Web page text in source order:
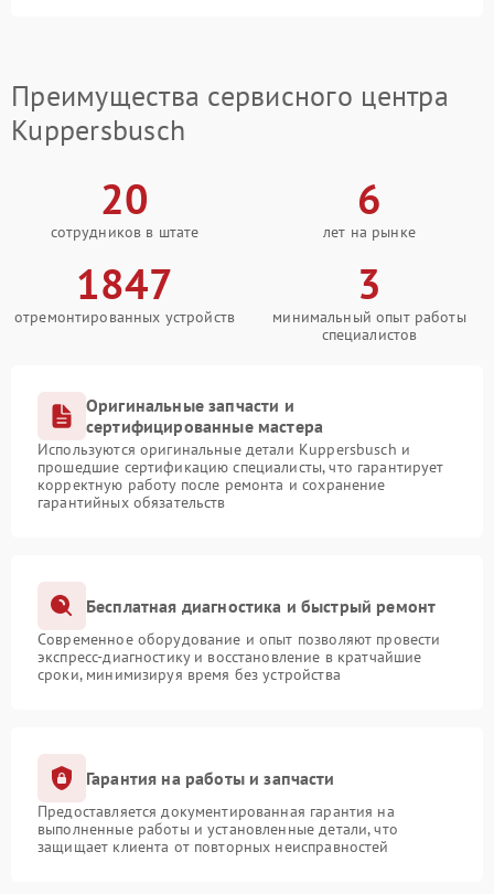
Преимущества сервисного центра
Kuppersbusch
20
сотрудников в штате
6
лет на рынке
1847
отремонтированных устройств
3
минимальный опыт работы
специалистов
Оригинальные запчасти и
сертифицированные мастера
Используются оригинальные детали Kuppersbusch и
прошедшие сертификацию специалисты, что гарантирует
корректную работу после ремонта и сохранение
гарантийных обязательств
Бесплатная диагностика и быстрый ремонт
Современное оборудование и опыт позволяют провести
экспресс-диагностику и восстановление в кратчайшие
сроки, минимизируя время без устройства
Гарантия на работы и запчасти
Предоставляется документированная гарантия на
выполненные работы и установленные детали, что
защищает клиента от повторных неисправностей